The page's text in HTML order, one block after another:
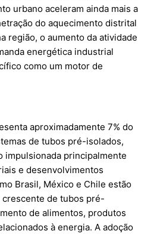
urbano aceleram ainda mais a
do aquecimento distrital
região, o aumento da atividade
energética industrial
como um motor de
aproximadamente 7% do
de tubos pré-isolados,
impulsionada principalmente
e desenvolvimentos
Brasil, México e Chile estão
de tubos pré-
de alimentos, produtos
à energia. A adoção